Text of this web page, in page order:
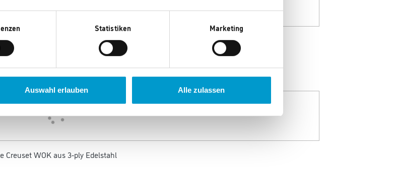
Statistiken Marketing
Auswahl erlauben Alle zulassen
Krups Ovomat Super Eierkocher
2.615 Punkte
Creuset WOK aus 3-ply Edelstahl